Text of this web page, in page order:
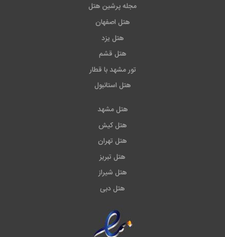
مجله پرشین هتل
هتل اصفهان
هتل یزد
هتل قشم
تور مشهد با قطار
هتل استانبول
هتل مشهد
هتل کیش
هتل تهران
هتل تبریز
هتل شیراز
هتل دبی